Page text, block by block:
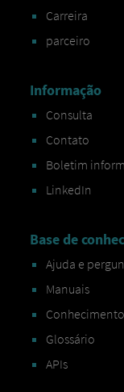
Carreira
parceiro
Informação
Consulta
Contato
Boletim
LinkedIn
Base de
Ajuda e
Manuais
Glossário
APIs